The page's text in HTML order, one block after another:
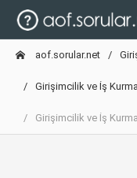
aof.sorular.net
Girişimcilik ve İş
Girişimcilik ve İş